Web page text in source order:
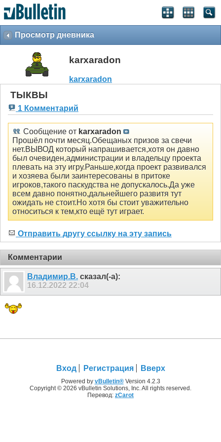
Просмотр дневника
karxaradon
karxaradon
ТЫКВЫ
1 Комментарий
Сообщение от karxaradon
Прошёл почти месяц.Обещаных призов за свечи
нет.ВЫВОД который напрашивается,хотя он давно
был очевиден,администрации и владельцу проекта
плевать на эту игру.Раньше,когда проект развивался
и хозяева были заинтересованы в притоке
игроков,такого паскудства не допускалось.Да уже
всем давно понятно,дальнейшего развитя тут
ожидать не стоит.Но хотя бы стоит уважительно
относиться к тем,кто ещё тут играет.
Отправить другу ссылку на эту запись
Комментарии
Владимир.В. сказал(-а):
16.12.2022 22:04
Вход Регистрация Вверх
Powered by vBulletin®Version 4.2.3
Copyright © 2026 vBulletin Solutions, Inc. All rights reserved.
Перевод: zCarot